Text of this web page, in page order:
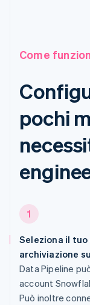
Come
pochi
1
Seleziona il
archiviazione
Data Pipeline
account
Può inoltre